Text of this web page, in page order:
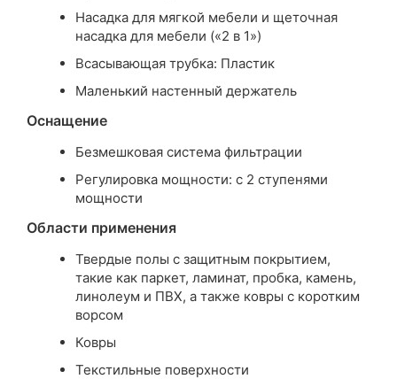
Насадка для мягкой мебели и щеточная
насадка для мебели («2 в 1»)
Всасывающая трубка: Пластик
Маленький настенный держатель
Оснащение
Безмешковая система фильтрации
Регулировка мощности: с 2 ступенями
мощности
Области применения
Твердые полы с защитным покрытием,
такие как паркет, ламинат, пробка, камень,
линолеум и ПВХ, а также ковры с коротким
ворсом
Ковры
Текстильные поверхности